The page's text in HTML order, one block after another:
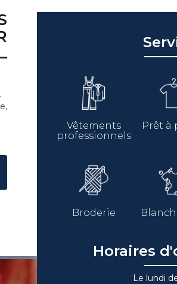
Vêtements
professionnels
Prêt à
Broderie
Horaires
Le lundi